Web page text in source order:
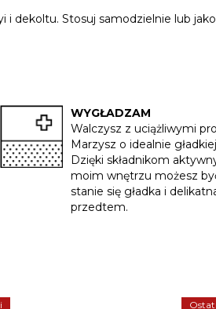
dekoltu. Stosuj samodzielnie lub
WYGŁADZAM
Walczysz z uciążliwymi
Marzysz o idealnie
Dzięki składnikom
moim wnętrzu możesz
stanie się gładka i
przedtem.